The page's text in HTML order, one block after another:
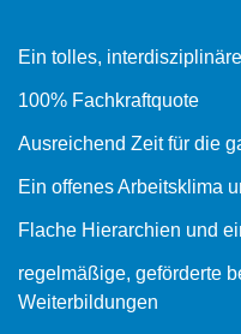
Ein tolles,
100% Fachkraftquote
Ausreichend Zeit für die
Ein offenes Arbeitsklima
Flache Hierarchien und
regelmäßige, geförderte
Weiterbildungen